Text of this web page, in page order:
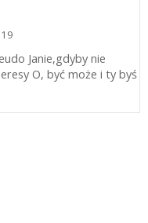
Janie,gdyby nie
O, być może i ty byś